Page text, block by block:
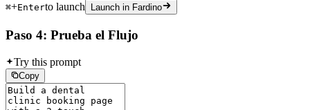
⌘+Enterto launch Launch in Fardino
Paso 4: Prueba el Flujo
Try this prompt
Copy